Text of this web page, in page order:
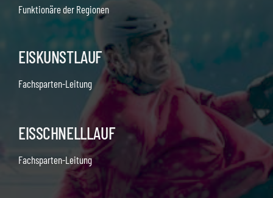
Funktionäre der Regionen
EISKUNSTLAUF
Fachsparten-Leitung
EISSCHNELLLAUF
Fachsparten-Leitung